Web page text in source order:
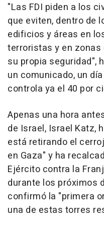
"Las FDI piden a los
que eviten, dentro de
edificios y áreas en
terroristas y en
su propia seguridad",
un comunicado, un
controla ya el 40 por
Apenas una hora
de Israel, Israel Katz,
está retirando el
en Gaza" y ha
Ejército contra la
durante los próximos
confirmó la "primera
una de estas torres